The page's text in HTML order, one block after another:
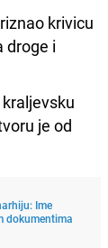
krivicu
droge i
je od
Ime
dokumentima